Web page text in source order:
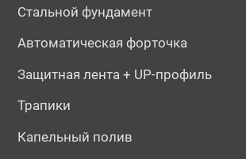
Стальной фундамент
Автоматическая форточка
Защитная лента + UP-профиль
Трапики
Капельный полив